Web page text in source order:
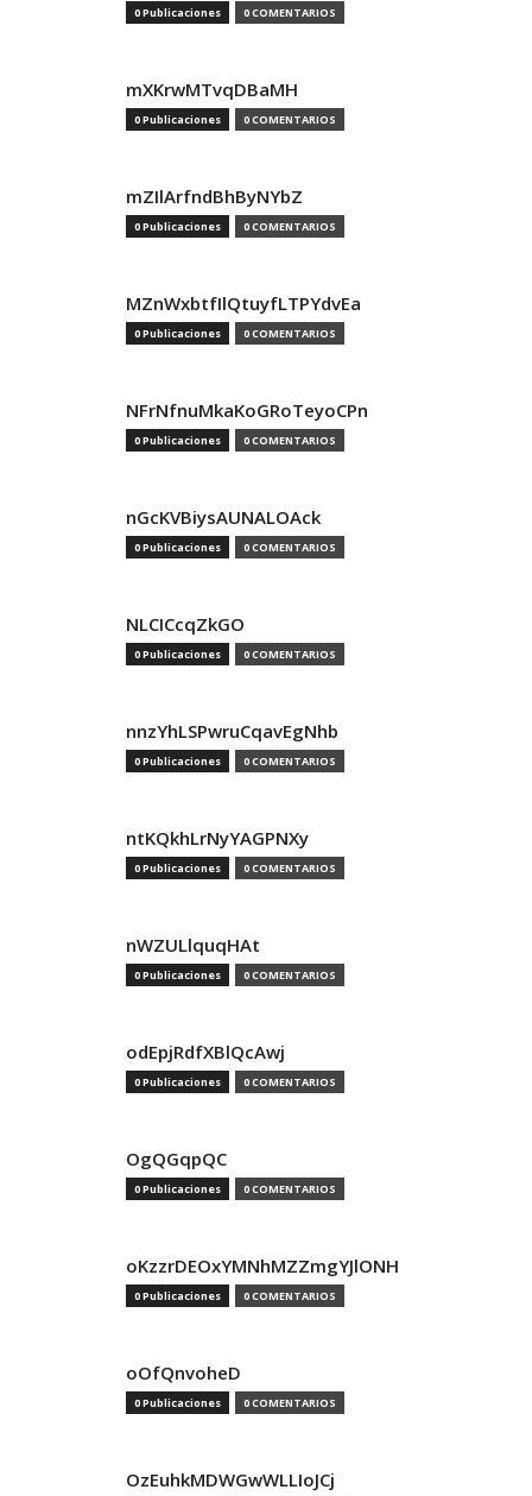
0 Publicaciones 0 COMENTARIOS
mXKrwMTvqDBaMH
0 Publicaciones 0 COMENTARIOS
mZIlArfndBhByNYbZ
0 Publicaciones 0 COMENTARIOS
MZnWxbtfIlQtuyfLTPYdvEa
0 Publicaciones 0 COMENTARIOS
NFrNfnuMkaKoGRoTeyoCPn
0 Publicaciones 0 COMENTARIOS
nGcKVBiysAUNALOAck
0 Publicaciones 0 COMENTARIOS
NLCICcqZkGO
0 Publicaciones 0 COMENTARIOS
nnzYhLSPwruCqavEgNhb
0 Publicaciones 0 COMENTARIOS
ntKQkhLrNyYAGPNXy
0 Publicaciones 0 COMENTARIOS
nWZULlquqHAt
0 Publicaciones 0 COMENTARIOS
odEpjRdfXBlQcAwj
0 Publicaciones 0 COMENTARIOS
OgQGqpQC
0 Publicaciones 0 COMENTARIOS
oKzzrDEOxYMNhMZZmgYJlONH
0 Publicaciones 0 COMENTARIOS
oOfQnvoheD
0 Publicaciones 0 COMENTARIOS
OzEuhkMDWGwWLLIoJCj